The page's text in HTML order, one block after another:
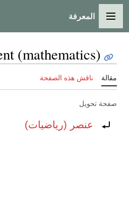
القائمة الرئيسية
المعرفة
(mathematics)
مقالة ناقش هذه الصفحة
صفحة تحويل
تحويل إلى:عنصر (رياضيات)